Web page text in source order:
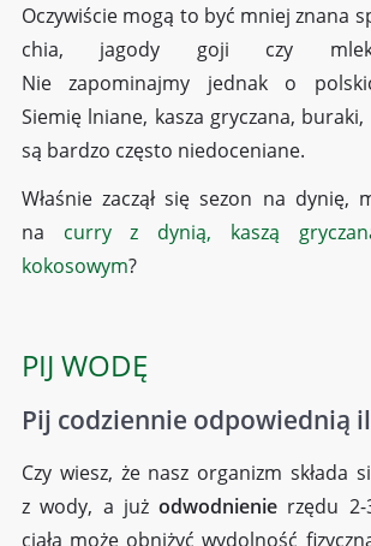
Oczywiście mogą to być mniej znana
chia, jagody goji czy
Nie zapominajmy jednak o
Siemię lniane, kasza gryczana,
są bardzo często niedoceniane.
Właśnie zaczął się sezon na dynię,
na curry z dynią, kaszą
kokosowym?
PIJ WODĘ
Pij codziennie odpowiednią
Czy wiesz, że nasz organizm składa
z wody, a już odwodnienie rzędu 2-
ciała może obniżyć wydolność